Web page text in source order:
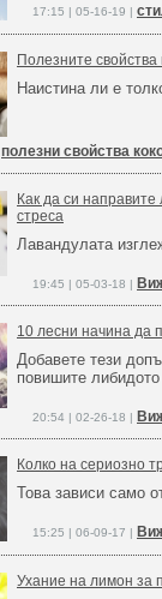
17:15 | 05-16-19 |
Полезните свойства
Наистина ли е
полезни свойства
Как да си
стреса
Лавандулата
19:45 | 05-03-18 |
10 лесни начина да
Добавете тези
повишите
20:54 | 02-26-18 |
Колко на сериозно
Това зависи само
15:25 | 06-09-17 |
Ухание на лимон за